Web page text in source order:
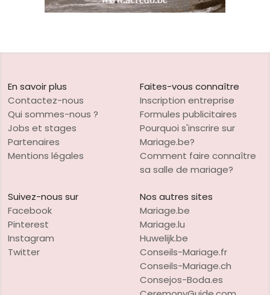
En savoir plus
Contactez-nous
Qui sommes-nous ?
Jobs et stages
Partenaires
Mentions légales
Faites-vous connaître
Inscription entreprise
Formules publicitaires
Pourquoi s'inscrire sur
Mariage.be?
Comment faire connaître
sa salle de mariage?
Suivez-nous sur
Facebook
Pinterest
Instagram
Twitter
Nos autres sites
Mariage.be
Mariage.lu
Huwelijk.be
Conseils-Mariage.fr
Conseils-Mariage.ch
Consejos-Boda.es